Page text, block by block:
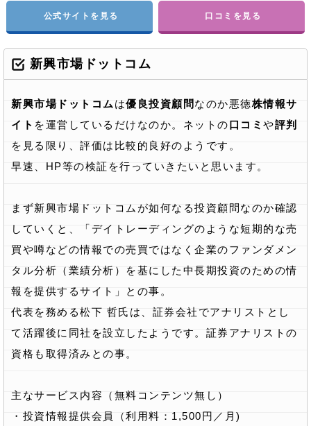
公式サイトを見る 口コミを見る
新興市場ドットコム
新興市場ドットコム は優良投資顧問 なのか悪徳株情報サ
イト を運営しているだけなのか。ネットの口コミ や評判
を見る限り、評価は比較的良好のようです。
早速、HP等の検証を行っていきたいと思います。
まず新興市場ドットコムが如何なる投資顧問なのか確認
していくと、「デイトレーディングのような短期的な売
買や噂などの情報での売買ではなく企業のファンダメン
タル分析（業績分析）を基にした中長期投資のための情
報を提供するサイト」との事。
代表を務める松下 哲氏は、証券会社でアナリストとし
て活躍後に同社を設立したようです。証券アナリストの
資格も取得済みとの事。
主なサービス内容（無料コンテンツ無し）
・投資情報提供会員（利用料：1,500円／月)